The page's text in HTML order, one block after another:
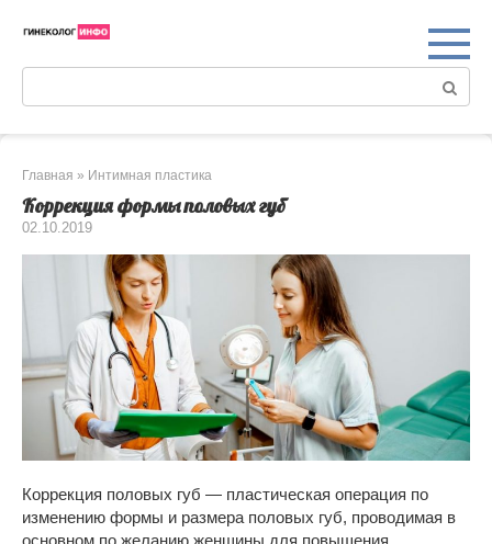
Главная » Интимная пластика
Коррекция формы половых губ
02.10.2019
Коррекция половых губ — пластическая операция по
изменению формы и размера половых губ, проводимая в
основном по желанию женщины для повышения